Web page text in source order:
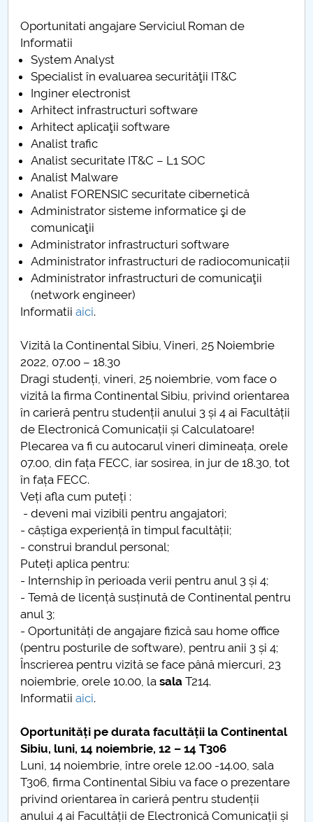
Oportunitati angajare Serviciul Roman de
Informatii
System Analyst
Specialist în evaluarea securităţii IT&C
Inginer electronist
Arhitect infrastructuri software
Arhitect aplicaţii software
Analist trafic
Analist securitate IT&C – L1 SOC
Analist Malware
Analist FORENSIC securitate cibernetică
Administrator sisteme informatice şi de
comunicaţii
Administrator infrastructuri software
Administrator infrastructuri de radiocomunicații
Administrator infrastructuri de comunicaţii
(network engineer)
Informatiiaici.
Vizită la Continental Sibiu, Vineri, 25 Noiembrie
2022, 07.00 – 18.30
Dragi studenți, vineri, 25 noiembrie, vom face o
vizită la firma Continental Sibiu, privind orientarea
în carieră pentru studenții anului 3 și 4 ai Facultății
de Electronică Comunicații și Calculatoare!
Plecarea va fi cu autocarul vineri dimineața, orele
07.00, din fața FECC, iar sosirea, in jur de 18.30, tot
în fața FECC.
Veți afla cum puteți :
- deveni mai vizibili pentru angajatori;
- câștiga experiență în timpul facultății;
- construi brandul personal;
Puteți aplica pentru:
- Internship în perioada verii pentru anul 3 și 4;
- Temă de licență susținută de Continental pentru
anul 3;
- Oportunități de angajare fizică sau home office
(pentru posturile de software), pentru anii 3 și 4;
Înscrierea pentru vizită se face până miercuri, 23
noiembrie, orele 10.00, lasala T214.
Informatiiaici.
Oportunități pe durata facultății la Continental
Sibiu, luni, 14 noiembrie, 12 – 14 T306
Luni, 14 noiembrie, între orele 12.00 -14.00, sala
T306, firma Continental Sibiu va face o prezentare
privind orientarea în carieră pentru studenții
anului 4 ai Facultății de Electronică Comunicații și